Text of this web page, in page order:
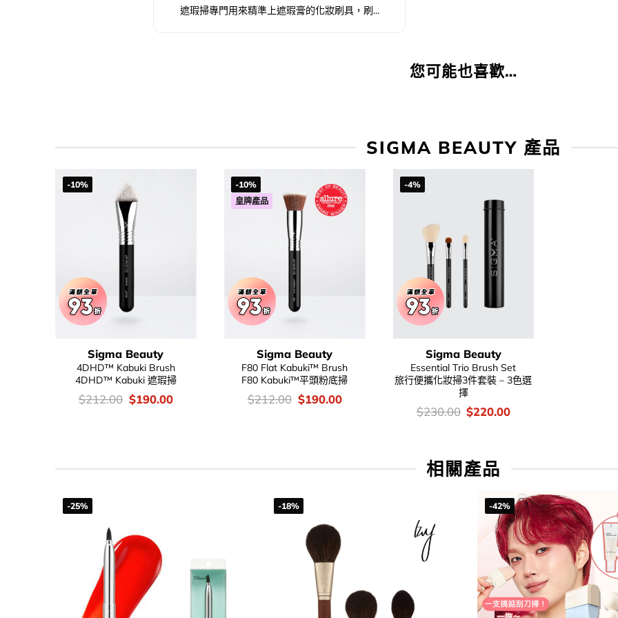
遮瑕掃專門用來精準上遮瑕膏的化妝刷具，刷...
您可能也喜歡…
SIGMA BEAUTY 產品
-10%
Sigma Beauty
4DHD™ Kabuki Brush
4DHD™ Kabuki 遮瑕掃
價
錢：
$212.00 Original
price
$190.00Current
-10%
皇牌產品
Sigma Beauty
F80 Flat Kabuki™ Brush
F80 Kabuki™平頭粉底掃
價
錢：
$212.00 Original
price
$190.00Current
-4%
Sigma Beauty
Essential Trio Brush Set
旅行便攜化妝掃3件套裝 – 3色選
擇
價
錢：
$230.00 Original
price
$220.00Current
相關產品
-25% -18% -42%